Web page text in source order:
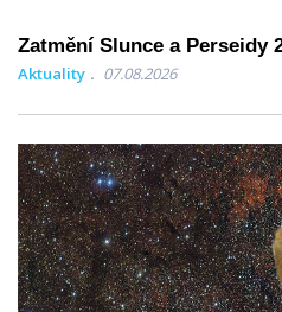
Zatmění Slunce a Perseidy
Aktuality 07.08.2026